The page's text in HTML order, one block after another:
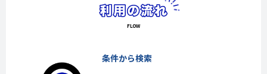
条件から検索